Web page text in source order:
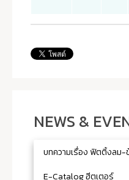
NEWS &
บทความเรื่อง ฟิตติ้งลม
E-Catalog ฮีตเตอร์